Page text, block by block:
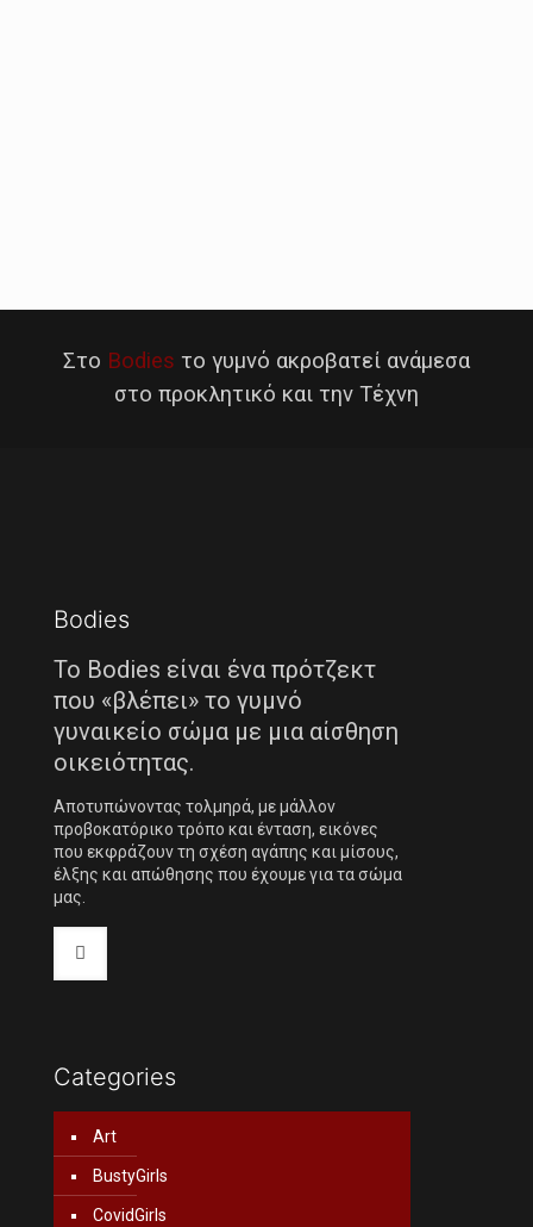
Στο Bodies το γυμνό ακροβατεί ανάμεσα
στο προκλητικό και την Τέχνη
Bodies
Το Bodies είναι ένα πρότζεκτ
που «βλέπει» το γυμνό
γυναικείο σώμα με μια αίσθηση
οικειότητας.
Αποτυπώνοντας τολμηρά, με μάλλον
προβοκατόρικο τρόπο και ένταση, εικόνες
που εκφράζουν τη σχέση αγάπης και μίσους,
έλξης και απώθησης που έχουμε για τα σώμα
μας.
Categories
Art
BustyGirls
CovidGirls